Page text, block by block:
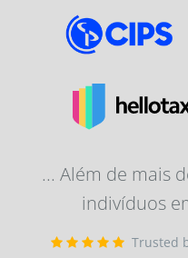
... Além de mais
indivíduos
Trusted